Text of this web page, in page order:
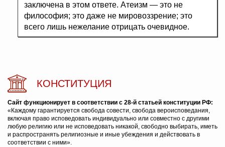
заключена в этом ответе. Атеизм — это не
философия; это даже не мировоззрение; это
всего лишь нежелание отрицать очевидное.
КОНСТИТУЦИЯ
Сайт функционирует в соответствии с 28-й статьей конституции РФ:
«Каждому гарантируется свобода совести, свобода вероисповедания,
включая право исповедовать индивидуально или совместно с другими
любую религию или не исповедовать никакой, свободно выбирать, иметь
и распространять религиозные и иные убеждения и действовать в
соответствии с ними».